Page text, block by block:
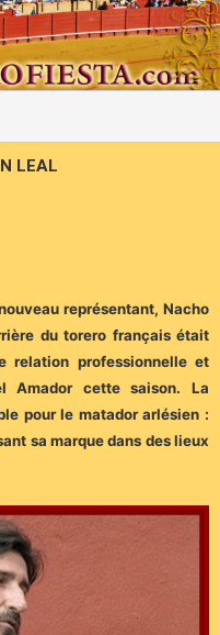
LEAL
représentant, Nacho
du torero français était
relation professionnelle et
Amador cette saison. La
pour le matador arlésien :
sa marque dans des lieux